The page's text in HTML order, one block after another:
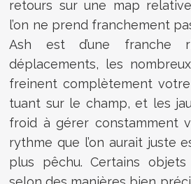
retours sur une map
l’on ne prend franchement
Ash est d’une franche
déplacements, les
freinent complètement
tuant sur le champ, et les
froid à gérer constamment
rythme que l’on aurait juste
plus pêchu. Certains